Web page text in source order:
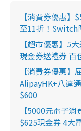
【消費券優惠
至11折！Switch
【超市優惠】5
現金券送禮券 百
【消費券優惠】
AlipayHK+八達
$600
【5000元電子
$625現金券 4大